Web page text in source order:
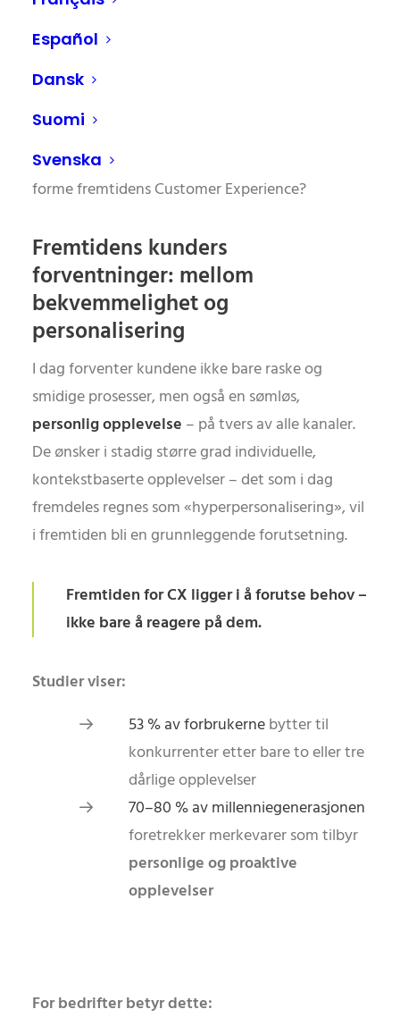
Español
Dansk
Suomi
Svenska
kjøpsmønstre fundamentalt endre måten
kundene samhandler med merkevarer på. Men
hva betyr dette konkret for store
verktøy – eller må vi justere andre faktorer for å
forme fremtidens Customer Experience?
Fremtidens kunders
forventninger: mellom
bekvemmelighet og
personalisering
I dag forventer kundene ikke bare raske og
smidige prosesser, men også en sømløs,
personlig opplevelse – på tvers av alle kanaler.
De ønsker i stadig større grad individuelle,
kontekstbaserte opplevelser – det som i dag
fremdeles regnes som «hyperpersonalisering», vil
i fremtiden bli en grunnleggende forutsetning.
Fremtiden for CX ligger i å forutse behov –
ikke bare å reagere på dem.
Studier viser:
53 % av forbrukernebytter til
konkurrenter etter bare to eller tre
dårlige opplevelser
70–80 % av millenniegenerasjonen
foretrekker merkevarer som tilbyr
personlige og proaktive
opplevelser
For bedrifter betyr dette: